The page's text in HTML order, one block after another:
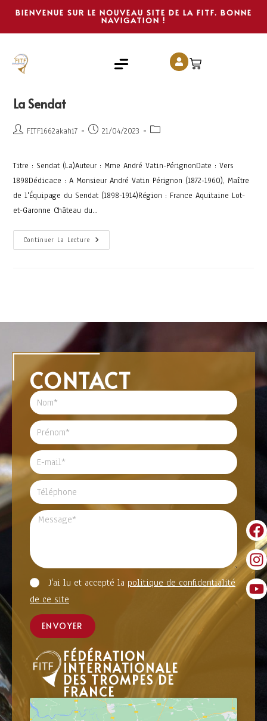
BIENVENUE SUR LE NOUVEAU SITE DE LA FITF. BONNE
NAVIGATION !
La Sendat
FITF1662akahi7 21/04/2023
Titre : Sendat (La)Auteur : Mme André Vatin-PérignonDate : Vers
1898Dédicace : A Monsieur André Vatin Pérignon (1872-1960), Maître
de l'Équipage du Sendat (1898-1914)Région : France Aquitaine Lot-
et-Garonne Château du…
Continuer La Lecture
CONTACT
J'ai lu et accepté la politique de confidentialité
de ce site
ENVOYER
FÉDÉRATION
INTERNATIONALE
DES TROMPES DE
FRANCE